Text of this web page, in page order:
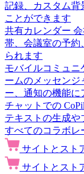
記録、カスタム背
ことができます
共有カレンダー
帯、会議室の予約
られます
モバイルコミュニ
ームのメッセン
ー、通知の機能に
チャットでの
テキストの生成や
すべてのコラボレ
サイトとスト
サイトとスト